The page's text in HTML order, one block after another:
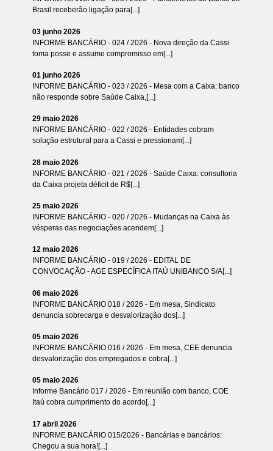
Brasil receberão ligação para[...]
03 junho 2026
INFORME BANCÁRIO - 024 / 2026 - Nova direção da Cassi
toma posse e assume compromisso em[...]
01 junho 2026
INFORME BANCÁRIO - 023 / 2026 - Mesa com a Caixa: banco
não responde sobre Saúde Caixa,[...]
29 maio 2026
INFORME BANCÁRIO - 022 / 2026 - Entidades cobram
solução estrutural para a Cassi e pressionam[...]
28 maio 2026
INFORME BANCÁRIO - 021 / 2026 - Saúde Caixa: consultoria
da Caixa projeta déficit de R$[...]
25 maio 2026
INFORME BANCÁRIO - 020 / 2026 - Mudanças na Caixa às
vésperas das negociações acendem[...]
12 maio 2026
INFORME BANCÁRIO - 019 / 2026 - EDITAL DE
CONVOCAÇÃO - AGE ESPECÍFICA ITAÚ UNIBANCO S/A[...]
06 maio 2026
INFORME BANCÁRIO 018 / 2026 - Em mesa, Sindicato
denuncia sobrecarga e desvalorização dos[...]
05 maio 2026
INFORME BANCÁRIO 016 / 2026 - Em mesa, CEE denuncia
desvalorização dos empregados e cobra[...]
05 maio 2026
Informe Bancário 017 / 2026 - Em reunião com banco, COE
Itaú cobra cumprimento do acordo[...]
17 abril 2026
INFORME BANCÁRIO 015/2026 - Bancárias e bancários:
Chegou a sua hora![...]